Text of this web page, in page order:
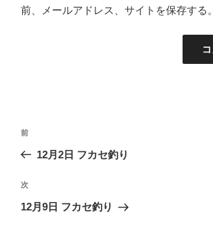
前、メールアドレス、サイトを保存する。
投
ビ
ゲ
前
の
稿
前
12月2日 フカセ釣り
次
の
次
12月9日 フカセ釣り